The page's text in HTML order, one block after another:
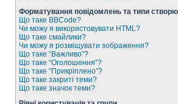
Форматування повідомлень та типи
Що таке BBCode?
Чи можу я використовувати HTML?
Що таке смайлики?
Чи можу я розміщувати зображення?
Що таке “Важливо”?
Що таке “Оголошення”?
Що таке “Прикріплено”?
Що таке закриті теми?
Що таке значок теми?